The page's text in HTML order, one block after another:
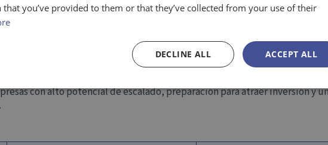
con alto potencial de escalado, preparación para atraer inversión y
you’ve provided to them or that they’ve collected from your use of their
ACCEPT ALL
DECLINE ALL